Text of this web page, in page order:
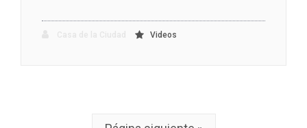
Videos